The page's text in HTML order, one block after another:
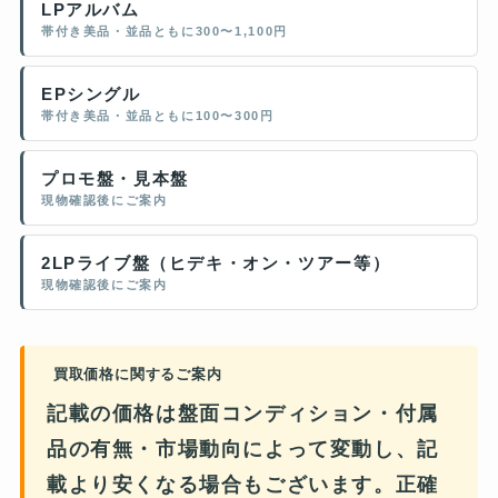
LPアルバム
帯付き美品・並品ともに300〜1,100円
EPシングル
帯付き美品・並品ともに100〜300円
プロモ盤・見本盤
現物確認後にご案内
2LPライブ盤（ヒデキ・オン・ツアー等）
現物確認後にご案内
買取価格に関するご案内
記載の価格は盤面コンディション・付属
品の有無・市場動向によって変動し、記
載より安くなる場合もございます。正確